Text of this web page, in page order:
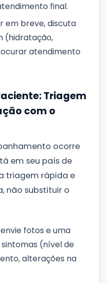
final.
em breve, discuta
(hidratação,
atendimento
Triagem
com o
ocorre
em seu país de
triagem rápida e
não substituir o
fotos e uma
(nível de
alterações na